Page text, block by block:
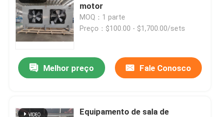
motor
MOQ：1 parte
Preço：$100.00 - $1,700.00/sets
Melhor preço Fale Conosco
Equipamento de sala de